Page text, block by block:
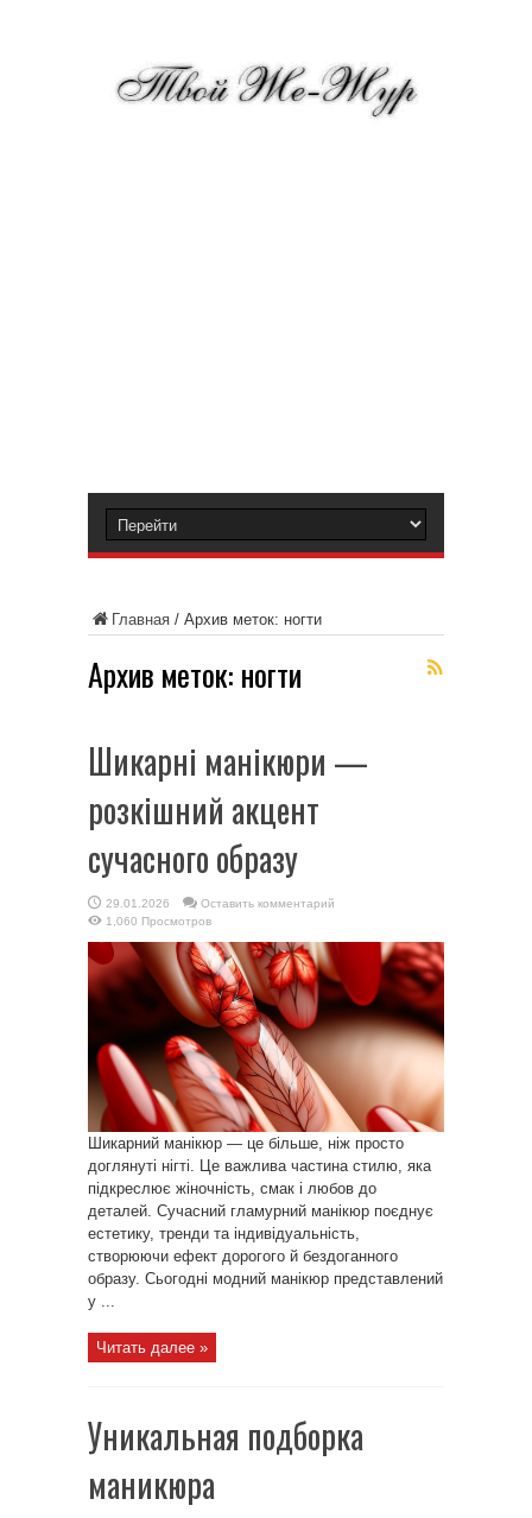
Главная / Архив меток: ногти
Архив меток: ногти
Шикарні манікюри —
розкішний акцент
сучасного образу
29.01.2026
Оставить комментарий
1,060 Просмотров
Шикарний манікюр — це більше, ніж просто
доглянуті нігті. Це важлива частина стилю, яка
підкреслює жіночність, смак і любов до
деталей. Сучасний гламурний манікюр поєднує
естетику, тренди та індивідуальність,
створюючи ефект дорогого й бездоганного
образу. Сьогодні модний манікюр представлений
у ...
Читать далее »
Уникальная подборка
маникюра